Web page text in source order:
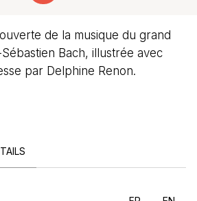
de la musique du grand
Bach, illustrée avec
par Delphine Renon.